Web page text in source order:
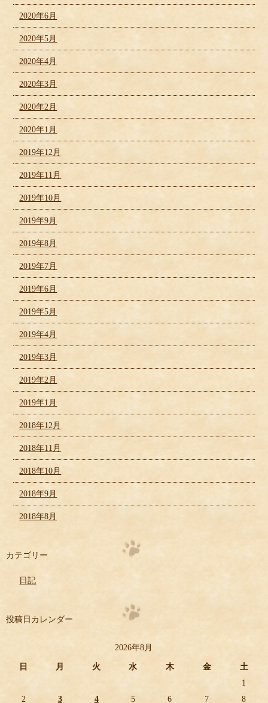
2020年6月
2020年5月
2020年4月
2020年3月
2020年2月
2020年1月
2019年12月
2019年11月
2019年10月
2019年9月
2019年8月
2019年7月
2019年6月
2019年5月
2019年4月
2019年3月
2019年2月
2019年1月
2018年12月
2018年11月
2018年10月
2018年9月
2018年8月
カテゴリー
日記
投稿日カレンダー
2026年8月
日 月 火 水 木 金
土
1
2
3 4 5 6 7 8